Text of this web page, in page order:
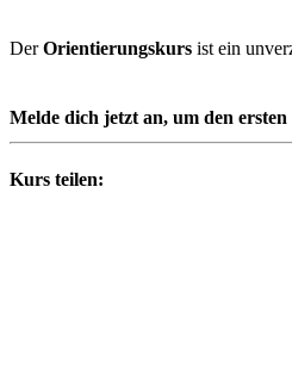
DerOrientierungskurs ist ein
Melde dich jetzt an, um den
Kurs teilen: